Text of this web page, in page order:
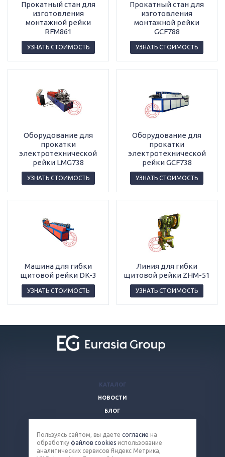
Прокатный стан для
изготовления
монтажной рейки
RFM861
УЗНАТЬ СТОИМОСТЬ
Прокатный стан для
изготовления
монтажной рейки
GCF788
УЗНАТЬ СТОИМОСТЬ
Оборудование для
прокатки
электротехнической
рейки LMG738
УЗНАТЬ СТОИМОСТЬ
Оборудование для
прокатки
электротехнической
рейки GCF738
УЗНАТЬ СТОИМОСТЬ
Машина для гибки
щитовой рейки DK-3
УЗНАТЬ СТОИМОСТЬ
Линия для гибки
щитовой рейки ZHM-51
УЗНАТЬ СТОИМОСТЬ
КАТАЛОГ
НОВОСТИ
БЛОГ
КОМПАНИЯ
КОНТАКТЫ
Пользуясь сайтом, вы даете согласие на
обработку файлов cookies использование
аналитических сервисов Яндекс Метрика,